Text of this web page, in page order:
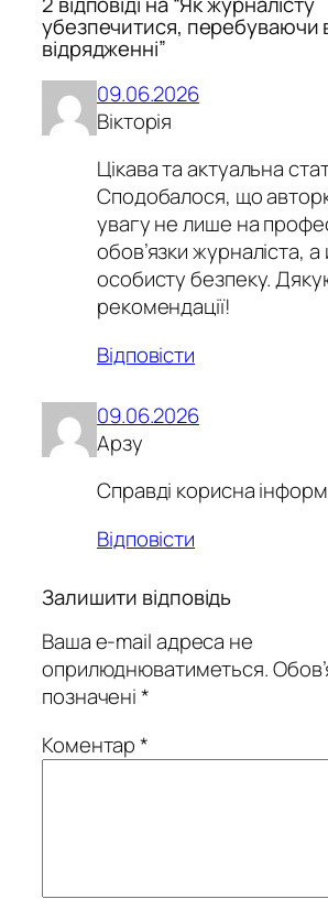
убезпечитися, перебуваючи
відрядженні”
09.06.2026
Вікторія
Цікава та актуальна
Сподобалося, що
увагу не лише на
обов’язки журналіста,
особисту безпеку.
рекомендації!
Відповісти
09.06.2026
Арзу
Справді корисна
Відповісти
Залишити відповідь
Ваша e-mail адреса не
оприлюднюватиметься.
позначені*
Коментар*